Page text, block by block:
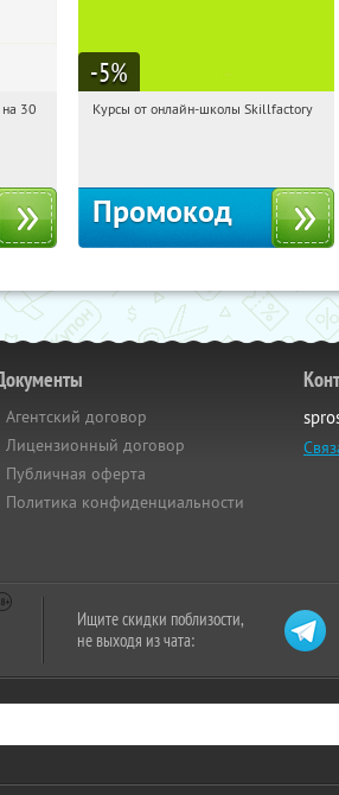
30
-5%
12:06:26
Получи первым!
Курсы от онлайн-школы Skillfactory
Промокод
Агентский договор
Лицензионный договор
Публичная оферта
Политика конфиденциальности
Ищите скидки поблизости,
не выходя из чата: